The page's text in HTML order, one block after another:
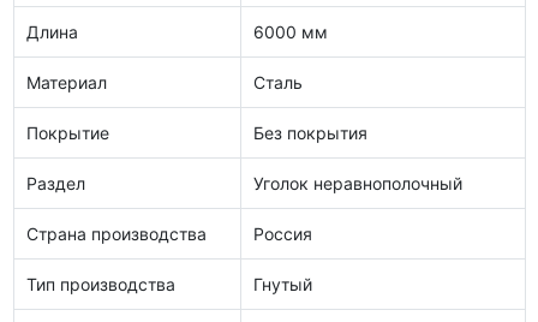
Длина 6000 мм
Материал Сталь
Покрытие Без покрытия
Раздел Уголок неравнополочный
Страна производства Россия
Тип производства Гнутый